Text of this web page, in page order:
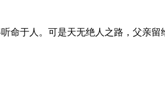
于人。可是天无绝人之路，父亲